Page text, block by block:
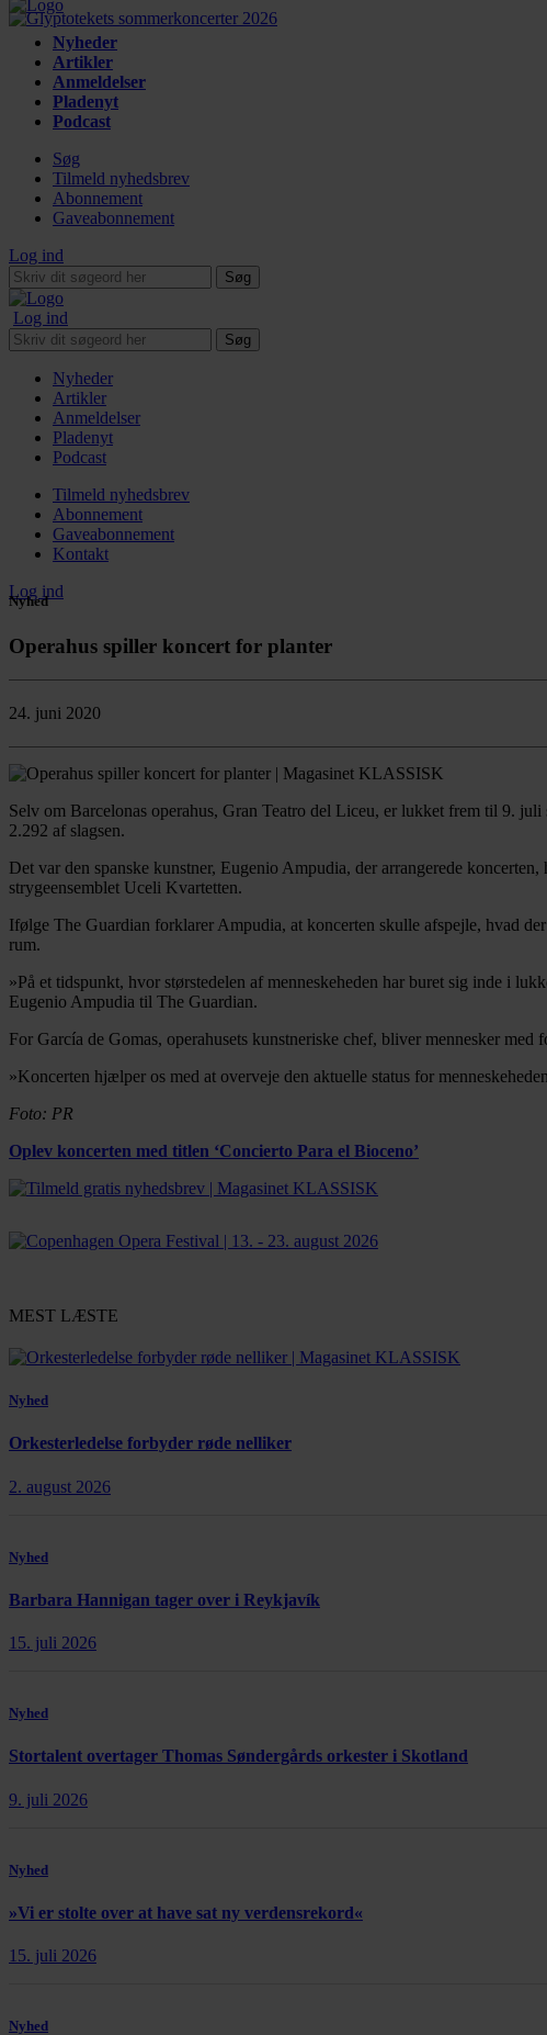
Nyheder
Artikler
Anmeldelser
Pladenyt
Podcast
Søg
Tilmeld nyhedsbrev
Abonnement
Gaveabonnement
Log ind
Søg
Log ind
Søg
Nyheder
Artikler
Anmeldelser
Pladenyt
Podcast
Tilmeld nyhedsbrev
Abonnement
Gaveabonnement
Kontakt
Log ind
Nyhed
Operahus spiller koncert for planter
24. juni 2020
Selv om Barcelonas operahus, Gran Teatro del Liceu, er lukket frem til 9.
2.292 af slagsen.
Det var den spanske kunstner, Eugenio Ampudia, der arrangerede
strygeensemblet Uceli Kvartetten.
Ifølge The Guardian forklarer Ampudia, at koncerten skulle afspejle, hvad
rum.
»På et tidspunkt, hvor størstedelen af menneskeheden har buret sig inde i
Eugenio Ampudia til The Guardian.
For García de Gomas, operahusets kunstneriske chef, bliver mennesker
»Koncerten hjælper os med at overveje den aktuelle status for
Foto: PR
Oplev koncerten med titlen ‘Concierto Para el Bioceno’
MEST LÆSTE
Nyhed
Orkesterledelse forbyder røde nelliker
2. august 2026
Nyhed
Barbara Hannigan tager over i Reykjavík
15. juli 2026
Nyhed
Stortalent overtager Thomas Søndergårds orkester i Skotland
9. juli 2026
Nyhed
»Vi er stolte over at have sat ny verdensrekord«
15. juli 2026
Nyhed